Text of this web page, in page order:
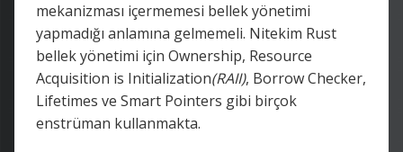
mekanizması içermemesi bellek yönetimi
yapmadığı anlamına gelmemeli. Nitekim Rust
bellek yönetimi için Ownership, Resource
Acquisition is Initialization(RAII), Borrow Checker,
Lifetimes ve Smart Pointers gibi birçok
enstrüman kullanmakta.